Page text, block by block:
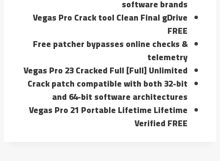
software brands
Vegas Pro Crack tool Clean Final gDrive
FREE
Free patcher bypasses online checks &
telemetry
Vegas Pro 23 Cracked Full [Full] Unlimited
Crack patch compatible with both 32-bit
and 64-bit software architectures
Vegas Pro 21 Portable Lifetime Lifetime
Verified FREE